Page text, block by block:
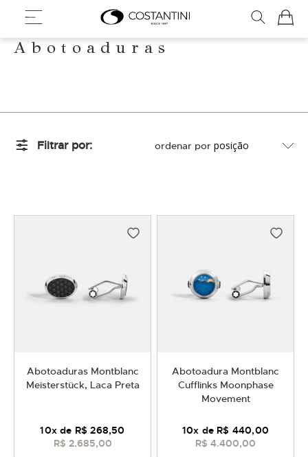
Meu
Abotoaduras
Abotoaduras Montblanc
Meisterstück, Laca Preta
R$ 2.685,00
10x de R$ 268,50
Abotoadura Montblanc
Cufflinks Moonphase
Movement
R$ 4.400,00
10x de R$ 440,00
Filtrar por ordenar por